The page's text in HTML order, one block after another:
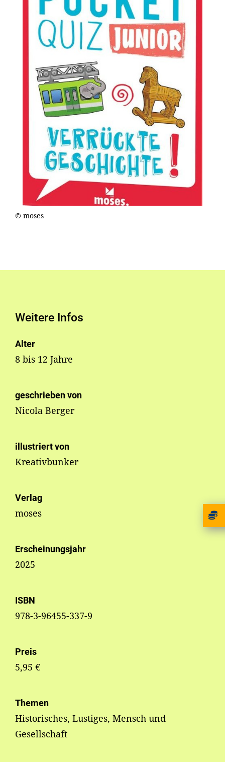
© moses
Weitere Infos
Alter
8 bis 12 Jahre
geschrieben von
Nicola Berger
illustriert von
Kreativbunker
Verlag
moses
Erscheinungsjahr
2025
ISBN
978-3-96455-337-9
Preis
5,95 €
Themen
Historisches, Lustiges, Mensch und
Gesellschaft